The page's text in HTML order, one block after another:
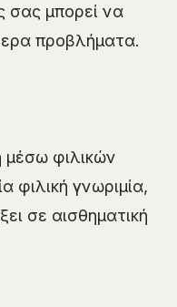
σας μπορεί να
προβλήματα.
μέσω φιλικών
φιλική γνωριμία,
σε αισθηματική